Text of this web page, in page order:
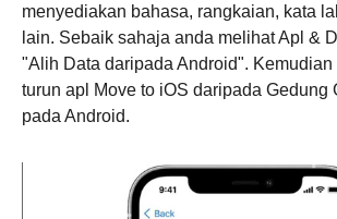
menyediakan bahasa, rangkaian, kata
lain. Sebaik sahaja anda melihat Apl &
"Alih Data daripada Android". Kemudian
turun apl Move to iOS daripada Gedung
pada Android.